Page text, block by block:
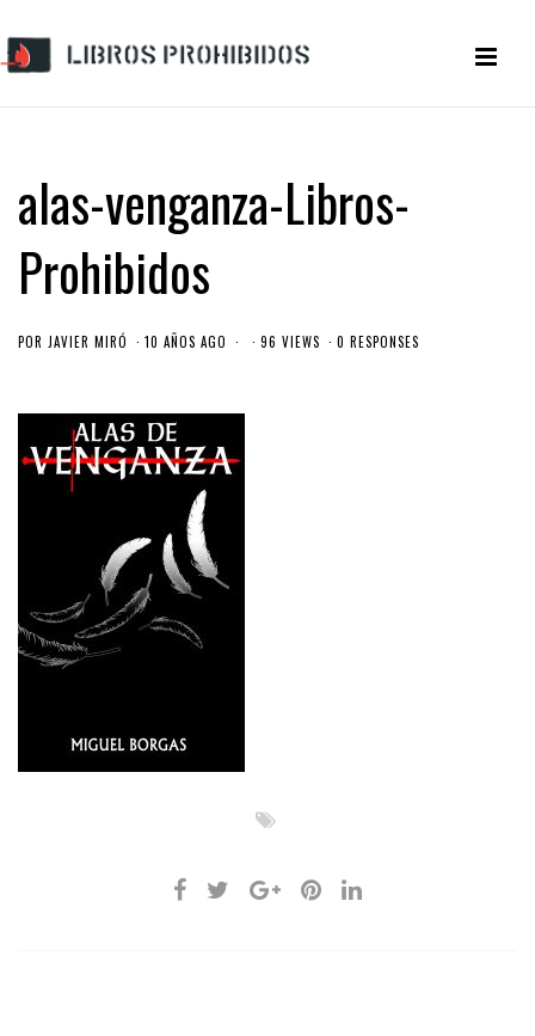
alas-venganza-Libros-
Prohibidos
POR JAVIER MIRÓ 10 AÑOS AGO 96 VIEWS 0 RESPONSES